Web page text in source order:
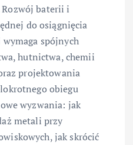
Rozwój baterii i
do osiągnięcia
spójnych
hutnictwa, chemii
projektowania
obiegu
wyzwania: jak
metali przy
jak skrócić